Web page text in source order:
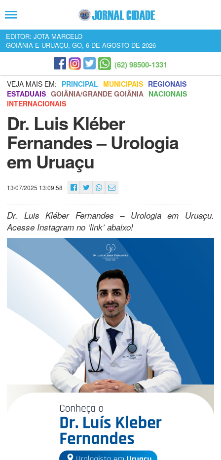
EDITOR: JOTA MARCELO
GOIÂNIA E URUAÇU, GO, 6 DE AGOSTO DE 2026
(62) 98500-1331
VEJA MAIS EM: PRINCIPAL MUNICIPAIS REGIONAIS
ESTADUAIS GOIÂNIA/GRANDE GOIÂNIA NACIONAIS
INTERNACIONAIS
Dr. Luis Kléber
Fernandes – Urologia
em Uruaçu
13/07/2025 13:09:58
Dr. Luis Kléber Fernandes – Urologia em Uruaçu.
Acesse Instagram no ‘link’ abaixo!